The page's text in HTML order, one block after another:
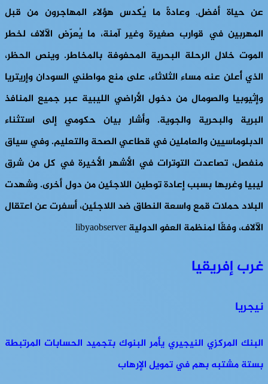
عن حياة أفضل. وعادةً ما يُكدس هؤلاء المهاجرون من قبل
المهربين في قوارب صغيرة وغير آمنة، ما يُعرّض الآلاف لخطر
الموت خلال الرحلة البحرية المحفوفة بالمخاطر. وينص الحظر،
الذي أُعلن عنه مساء الثلاثاء، على منع مواطني السودان وإريتريا
وإثيوبيا والصومال من دخول الأراضي الليبية عبر جميع المنافذ
البرية والبحرية والجوية. وأشار بيان حكومي إلى استثناء
الدبلوماسيين والعاملين في قطاعي الصحة والتعليم. وفي سياق
منفصل، تصاعدت التوترات في الأشهر الأخيرة في كل من شرق
ليبيا وغربها بسبب إعادة توطين اللاجئين من دول أخرى. وشهدت
البلاد حملات قمع واسعة النطاق ضد اللاجئين، أسفرت عن اعتقال
الآلاف، وفقًا لمنظمة العفو الدولية libyaobserver
غرب إفريقيا
نيجريا
البنك المركزي النيجيري يأمر البنوك بتجميد الحسابات المرتبطة
بستة مشتبه بهم في تمويل الإرهاب